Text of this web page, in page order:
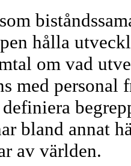
hålla
om vad
med personal
bland annat
av världen.